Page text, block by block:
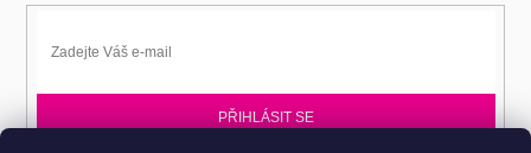
PŘIHLÁSIT SE